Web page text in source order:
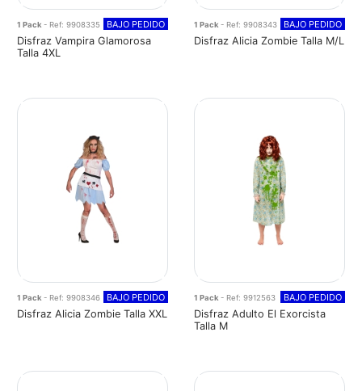
1 Pack - Ref: 9908335 BAJO PEDIDO
Disfraz Vampira Glamorosa
Talla 4XL
1 Pack - Ref: 9908343 BAJO PEDIDO
Disfraz Alicia Zombie Talla M/L
1 Pack- Ref: 9908346 BAJO PEDIDO
Disfraz Alicia Zombie Talla XXL
1 Pack- Ref: 9912563 BAJO PEDIDO
Disfraz Adulto El Exorcista
Talla M